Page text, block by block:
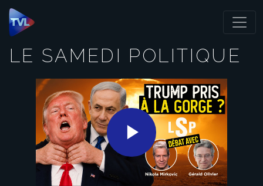
Panneau de gestion des cookies
LE SAMEDI POLITIQUE
Play